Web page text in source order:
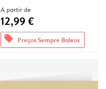
A partir de
12,99 €
offers Preços Sempre Baixos